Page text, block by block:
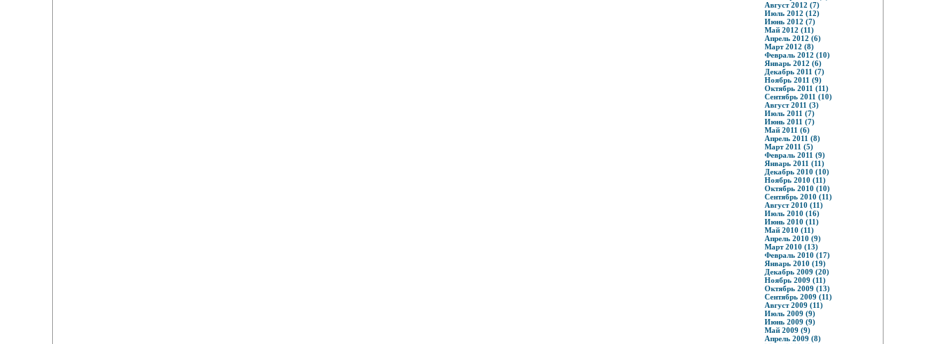
Август 2012 (7)
Июль 2012 (12)
Июнь 2012 (7)
Май 2012 (11)
Апрель 2012 (6)
Март 2012 (8)
Февраль 2012 (10)
Январь 2012 (6)
Декабрь 2011 (7)
Ноябрь 2011 (9)
Октябрь 2011 (11)
Сентябрь 2011 (10)
Август 2011 (3)
Июль 2011 (7)
Июнь 2011 (7)
Май 2011 (6)
Апрель 2011 (8)
Март 2011 (5)
Февраль 2011 (9)
Январь 2011 (11)
Декабрь 2010 (10)
Ноябрь 2010 (11)
Октябрь 2010 (10)
Сентябрь 2010 (11)
Август 2010 (11)
Июль 2010 (16)
Июнь 2010 (11)
Май 2010 (11)
Апрель 2010 (9)
Март 2010 (13)
Февраль 2010 (17)
Январь 2010 (19)
Декабрь 2009 (20)
Ноябрь 2009 (11)
Октябрь 2009 (13)
Сентябрь 2009 (11)
Август 2009 (11)
Июль 2009 (9)
Июнь 2009 (9)
Май 2009 (9)
Апрель 2009 (8)